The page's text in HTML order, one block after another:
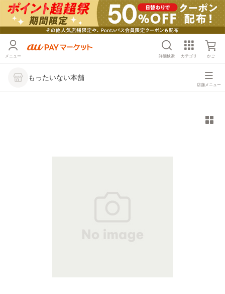
メニュー 詳細検索 カテゴリ かご
もったいない本舗
店舗メニュー